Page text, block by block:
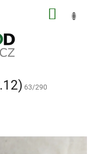
63/290